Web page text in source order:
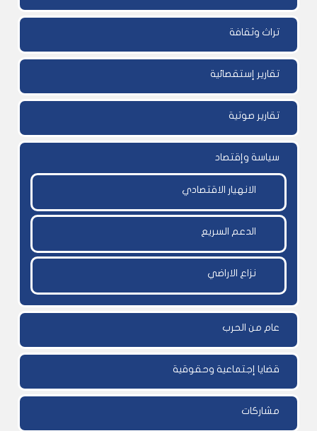
تراث وثقافة
تقارير إستقصائية
تقارير صوتية
سياسة وإقتصاد
الانهيار الاقتصادي
الدعم السريع
نزاع الاراضي
عام من الحرب
قضايا إجتماعية وحقوقية
مشاركات